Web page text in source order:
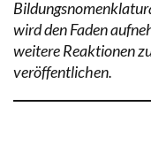
wird den Faden
weitere Reaktionen
veröffentlichen.